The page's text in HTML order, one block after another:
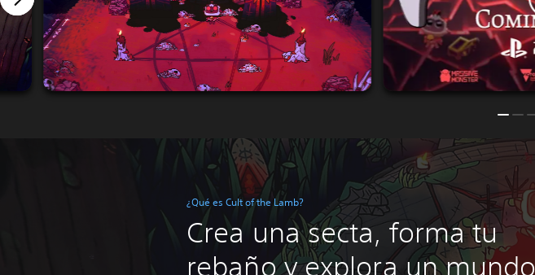
¿Qué es Cult of the Lamb?
Crea una secta, forma tu
rebaño y explora un mundo